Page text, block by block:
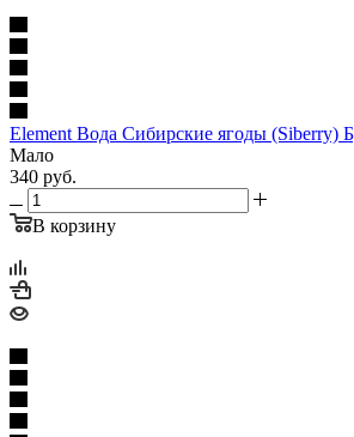
Element Вода Сибирские ягоды (Siberry)
Мало
340 руб.
В корзину